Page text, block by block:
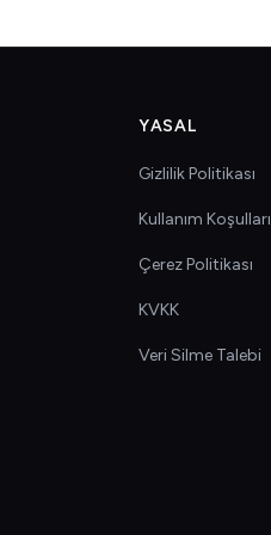
YASAL
Gizlilik Politikası
Kullanım Koşulları
Çerez Politikası
KVKK
Veri Silme Talebi